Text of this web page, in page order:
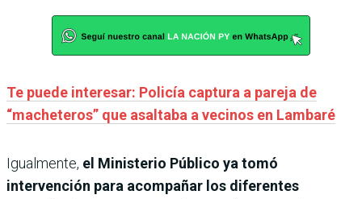
Te puede interesar: Policía captura a pareja de
“macheteros” que asaltaba a vecinos en Lambaré
Igualmente, el Ministerio Público ya tomó
intervención para acompañar los diferentes